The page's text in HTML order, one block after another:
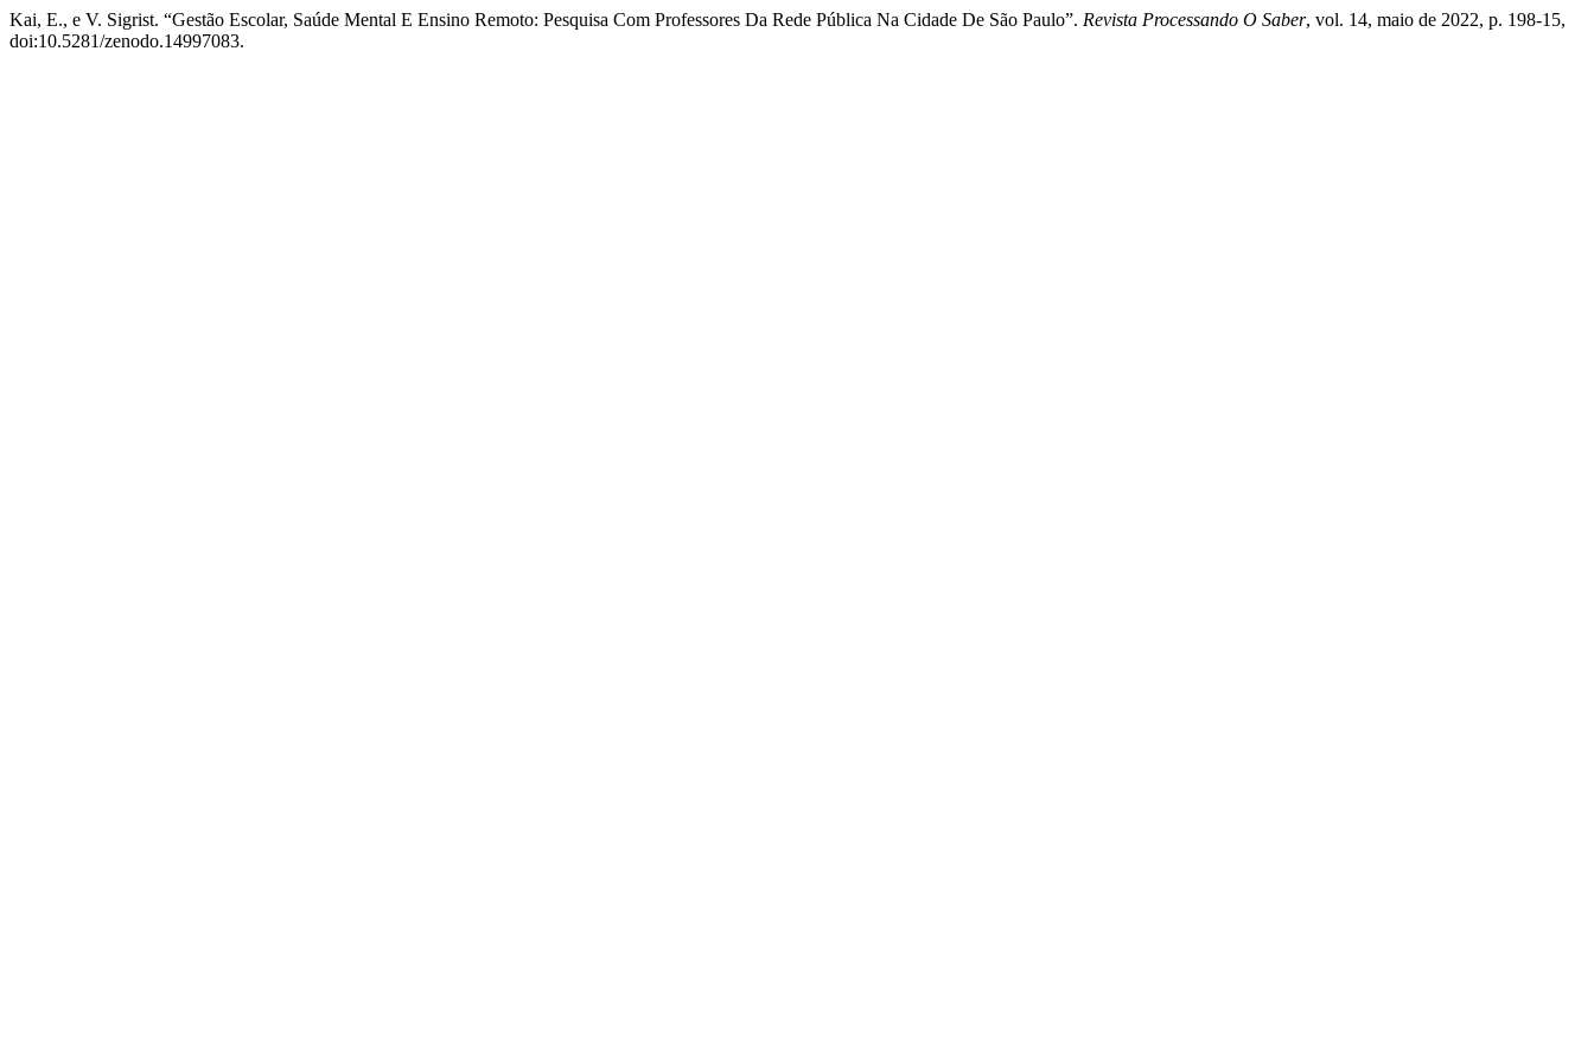
Kai, E., e V. Sigrist. “Gestão Escolar, Saúde Mental E Ensino Remoto: Pesquisa Com Professores Da Rede Pública Na Cidade De São Paulo”. Revista Processando O Saber, vol. 14, maio de 2022, p. 198-15,
doi:10.5281/zenodo.14997083.